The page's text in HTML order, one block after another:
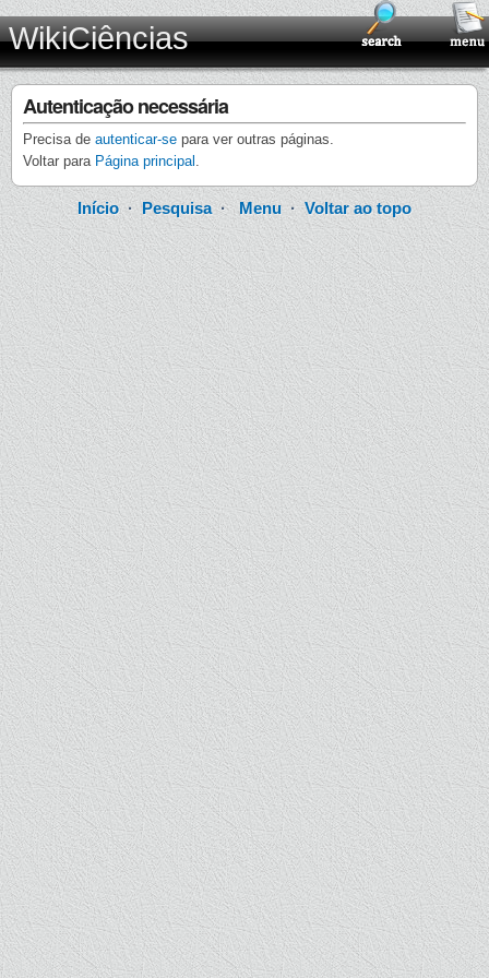
WikiCiências
Autenticação necessária
Precisa de autenticar-se para ver outras páginas.
Voltar para Página principal .
Início · Pesquisa·Menu ·Voltar ao topo